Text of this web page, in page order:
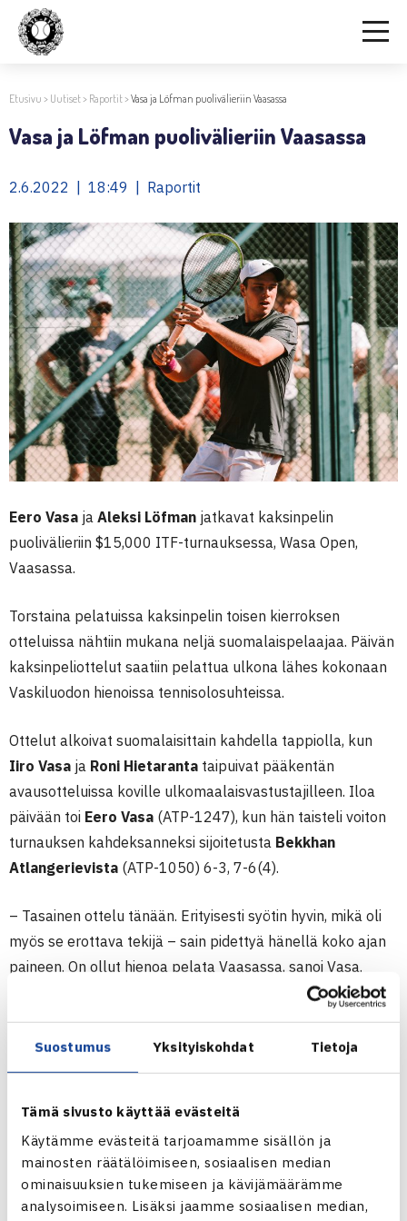
Suostumus Yksityiskohdat Tietoja
Tämä sivusto käyttää evästeitä
Käytämme evästeitä tarjoamamme sisällön ja
mainosten räätälöimiseen, sosiaalisen median
ominaisuuksien tukemiseen ja kävijämäärämme
analysoimiseen. Lisäksi jaamme sosiaalisen median,
Etusivu > Uutiset> Raportit>Vasa ja Löfman puolivälieriin Vaasassa
Vasa ja Löfman puolivälieriin Vaasassa
2.6.2022 | 18:49 | Raportit
Eero Vasa ja Aleksi Löfman jatkavat kaksinpelin
puolivälieriin $15,000 ITF-turnauksessa, Wasa Open,
Vaasassa.
Torstaina pelatuissa kaksinpelin toisen kierroksen
otteluissa nähtiin mukana neljä suomalaispelaajaa. Päivän
kaksinpeliottelut saatiin pelattua ulkona lähes kokonaan
Vaskiluodon hienoissa tennisolosuhteissa.
Ottelut alkoivat suomalaisittain kahdella tappiolla, kun
Iiro Vasa ja Roni Hietaranta taipuivat pääkentän
avausotteluissa koville ulkomaalaisvastustajilleen. Iloa
päivään toi Eero Vasa (ATP-1247), kun hän taisteli voiton
turnauksen kahdeksanneksi sijoitetusta Bekkhan
Atlangerievista (ATP-1050) 6-3, 7-6(4).
– Tasainen ottelu tänään. Erityisesti syötin hyvin, mikä oli
myös se erottava tekijä – sain pidettyä hänellä koko ajan
paineen. On ollut hienoa pelata Vaasassa, sanoi Vasa.
Nedelkon(ATP-607), joka voitti Kouvolan turnauksen pari
Päivän päättiAleksi Löfman, jonka toinen erä keskeytyi
sateeseen ja ottelu pelattiin päätökseensä sisäkentällä.
Löfman (ATP-1924) ei tästä hätkähtänyt, vaan voitti
Noskinin(ATP-1585) 7-5, 7-6(2).